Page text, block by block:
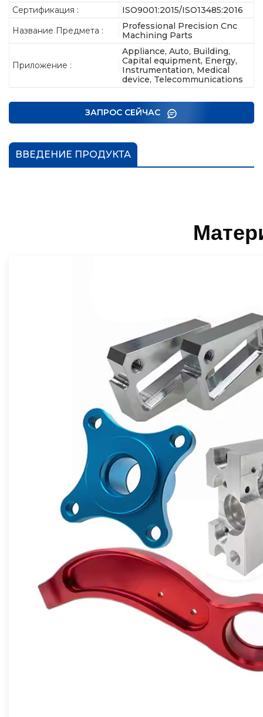
Сертификация :
ISO9001:2015/ISO13485:2016
Название Предмета :
Professional Precision Cnc
Machining Parts
Приложение :
Appliance, Auto, Building,
Capital equipment, Energy,
Instrumentation, Medical
device, Telecommunications
ЗАПРОС СЕЙЧАС
ВВЕДЕНИЕ ПРОДУКТА